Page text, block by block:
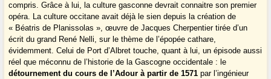
compris. Grâce à lui, la culture gasconne devrait connaitre son premier
opéra. La culture occitane avait déjà le sien depuis la création de
« Béatris de Planissolas », œuvre de Jacques Cherpentier tirée d’un
écrit du grand René Nelli, sur le thème de l’épopée cathare,
évidemment. Celui de Port d’Albret touche, quant à lui, un épisode aussi
réel que méconnu de l’historie de la Gascogne occidentale : le
détournement du cours de l’Adour à partir de 1571par l’ingénieur